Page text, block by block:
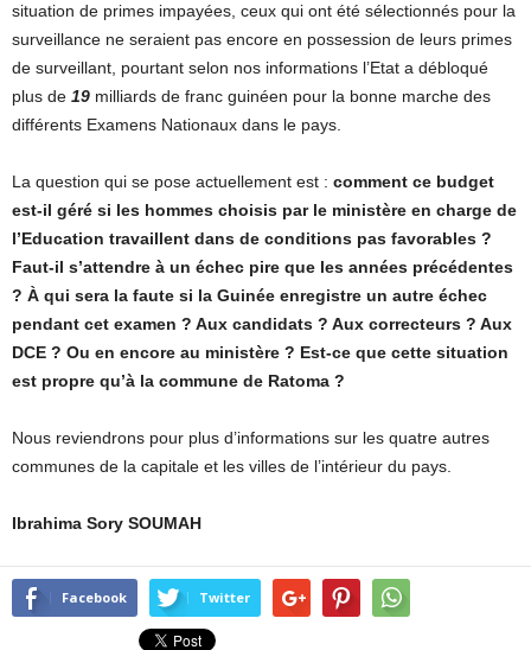
situation de primes impayées, ceux qui ont été sélectionnés pour la
surveillance ne seraient pas encore en possession de leurs primes
de surveillant, pourtant selon nos informations l’Etat a débloqué
plus de 19 milliards de franc guinéen pour la bonne marche des
différents Examens Nationaux dans le pays.
La question qui se pose actuellement est : comment ce budget
est-il géré si les hommes choisis par le ministère en charge de
l’Education travaillent dans de conditions pas favorables ?
Faut-il s’attendre à un échec pire que les années précédentes
? À qui sera la faute si la Guinée enregistre un autre échec
pendant cet examen ? Aux candidats ? Aux correcteurs ? Aux
DCE ? Ou en encore au ministère ? Est-ce que cette situation
est propre qu’à la commune de Ratoma ?
Nous reviendrons pour plus d’informations sur les quatre autres
communes de la capitale et les villes de l’intérieur du pays.
Ibrahima Sory SOUMAH
Facebook Twitter